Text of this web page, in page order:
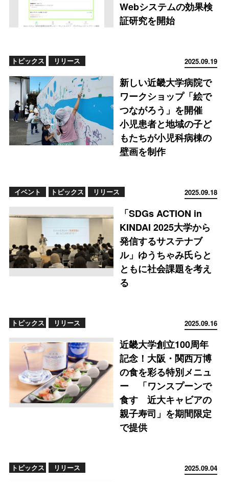
Webシステムの効果検
証研究を開始
2025.09.19
トピックス リリース
新しい近畿大学病院で
ワークショップ「絵で
つながろう」を開催
小児患者と地域の子ど
もたちが小児科病棟の
壁画を制作
2025.09.18
イベント トピックス リリース
「SDGs ACTION in
KINDAI 2025大学から
発信するサステナブ
ル」ゆうちゃみ氏らと
ともに社会課題を考え
る
2025.09.16
トピックス リリース
近畿大学創立100周年
記念！大阪・関西万博
の食を彩る特別メニュ
ー 「ワンスプーンで
食す 近大キャビアの
親子寿司」を期間限定
で提供
2025.09.04
トピックス リリース